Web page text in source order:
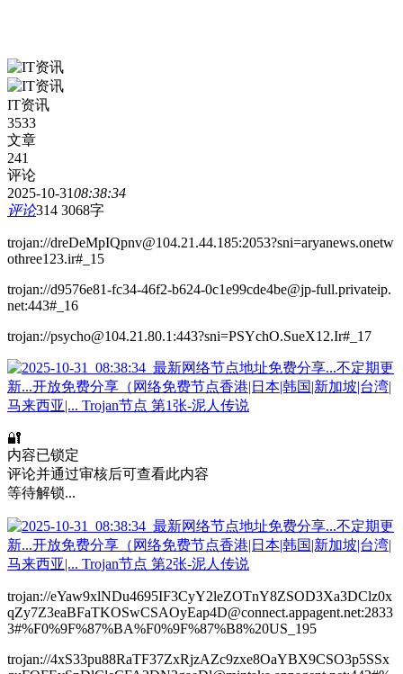
IT资讯
3533
文章
241
评论
2025-10-3108:38:34
评论314 3068字
trojan://dreDeMpIQpnv@104.21.44.185:2053?sni=aryanews.onetw
othree123.ir#_15
trojan://d9576e81-fc34-46f2-b624-0c1e99cde4be@jp-full.privateip.
net:443#_16
trojan://psycho@104.21.80.1:443?sni=PSYchO.SueX12.Ir#_17
🔐
内容已锁定
评论并通过审核后可查看此内容
等待解锁...
trojan://eYaw9xlNDu4695IF3CyY2leZOTnY8ZSOD3Xa3DClz0x
qZy7Z3eaBFaTKOSwCSAOyEap4D@connect.appagent.net:2833
3#%F0%9F%87%BA%F0%9F%87%B8%20US_195
trojan://4xS33pu88RaTF37ZxRjzAZc9zxe8OaYBX9CSO3p5SSx